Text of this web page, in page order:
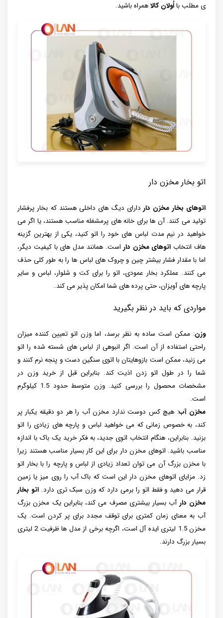
ی مطلب بااُولان کالاهمراه باشید.
اتو بخار مخزن دار
اتوهای بخار مخزن دار دارای دیگ های داخلی هستند که بخار پرفشار
تولید می کنند. آن‌ ها برای خانه‌ های پرمشغله مناسب هستند، یا اگر می‌
خواهید در نیم‌ مدت لباس ‌های خود را اتو کنید، یکی از بهترین گزینه
هاف انتخاب اتوهای مخزن دار است. همانند مدل‌ های با کیفیت دیگر،
اما با مقدار فشار بیشتر چین و چروک های لباس ها را به طور کلی حذف
می کنند. عملکرد بخار عمودی، اتو را برای کت و شلوار، لباس و سایر
پارچه های آویزان، حتی پرده های شما امکان پذیر می کند.
مواردی که باید در نظر بگیرید
وزن: ممکن است ساده به نظر برسد، اما وزن اتو تعیین کننده میزان
راحتی استفاده از آن است. اگر انبوهی از لباس‌ های شسته شده را اتو
می ‌زنید، ممکن است بازوهایتان با اتوی سنگین دست و پنجه نرم کنند و
شما را در طول اتو زدن اذیت کند. بنابراین قبل از خرید وزن در
مشخصات محصول را بررسی کنید. وزن متوسط حدود 1.5 کیلوگرم
است.
مخزن آب: هیچ کس دوست ندارد مخزن آب را هر دو دقیقه یکبار پر
کند، به خصوص زمانی که می خواهید لباس و پارچه های زیادی را اتو
بزنید. بنابراین، هنگام انتخاب اتوی جدید، به فکر خرید یک باک با اندازه
مناسب باشید. اتوهای مخزن دار برای این کار بسیار مناسب هستند زیرا
با مخزن بزرگ آن می توان تعداد زیادی از لباس و پارچه را با بخار اتو
زد. مزایای اتوهای مخزن دار این است که باک آب را روی میز یا زمین
قرار می دهید و فقط اتو را برمی دارد که وزن سبک تری دارد.اتو بخار
مخزن دارآب بسیار بیشتری مصرف می کند، بنابراین یک مخزن بزرگ
آب به معنای زمان کمتری برای توقف مجدد برای پر کردن است. یک
مخزن 1.5 لیتری ایده آل است، اگرچه برخی از مدل ها ظرفیت 2 لیتری
بسیار بزرگ دارند.